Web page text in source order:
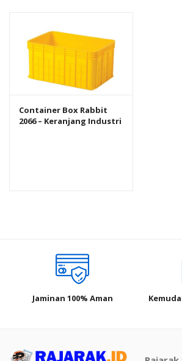
Container Box Rabbit
2066 – Keranjang Industri
Jaminan 100% Aman